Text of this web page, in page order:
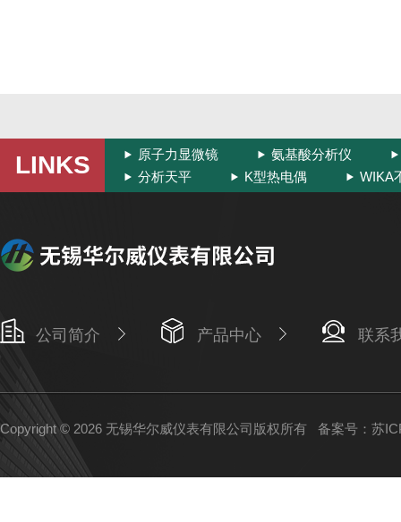
LINKS 原子力显微镜
氨基酸分析仪
分析天平
K型热电偶 WIKA
公司简介 产品中心 联系
Copyright © 2026 无锡华尔威仪表有限公司版权所有 备案号：苏